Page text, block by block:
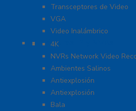
Transceptores de Video
VGA
Video Inalámbrico
Cámaras IP y NVRs
4K
NVRs Network Video
Ambientes Salinos
Antiexplosión
Antiexplosión
Bala